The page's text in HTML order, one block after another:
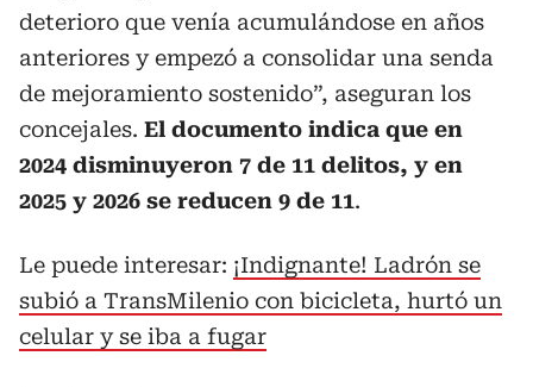
deterioro que venía acumulándose en años
anteriores y empezó a consolidar una senda
de mejoramiento sostenido”, aseguran los
concejales. El documento indica que en
2024 disminuyeron 7 de 11 delitos, y en
2025 y 2026 se reducen 9 de 11.
Le puede interesar: ¡Indignante! Ladrón se
subió a TransMilenio con bicicleta, hurtó un
celular y se iba a fugar